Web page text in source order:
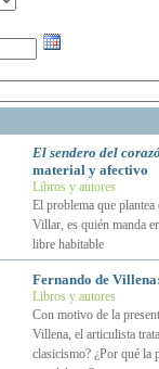
El sendero del
material y afectivo
Libros y autores
El problema que
Villar, es quién manda
libre habitable
Fernando de
Libros y autores
Con motivo de la
Villena, el articulista
clasicismo? ¿Por qué la